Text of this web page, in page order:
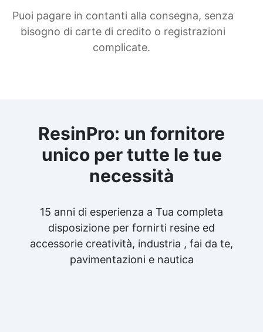
Puoi pagare in contanti alla consegna, senza
bisogno di carte di credito o registrazioni
complicate.
ResinPro: un fornitore
unico per tutte le tue
necessità
15 anni di esperienza a Tua completa
disposizione per fornirti resine ed
accessorie creatività, industria , fai da te,
pavimentazioni e nautica